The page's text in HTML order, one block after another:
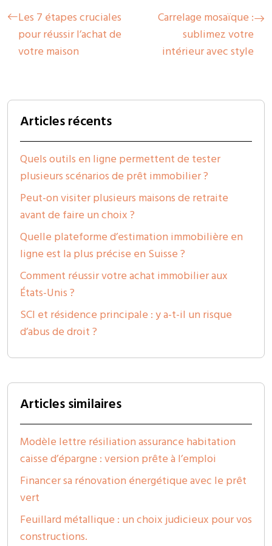
Les 7 étapes cruciales
pour réussir l’achat de
votre maison
Carrelage mosaïque :
sublimez votre
intérieur avec style
Articles récents
Quels outils en ligne permettent de tester
plusieurs scénarios de prêt immobilier ?
Peut-on visiter plusieurs maisons de retraite
avant de faire un choix ?
Quelle plateforme d’estimation immobilière en
ligne est la plus précise en Suisse ?
Comment réussir votre achat immobilier aux
États-Unis ?
SCI et résidence principale : y a-t-il un risque
d’abus de droit ?
Articles similaires
Modèle lettre résiliation assurance habitation
caisse d’épargne : version prête à l’emploi
Financer sa rénovation énergétique avec le prêt
vert
Feuillard métallique : un choix judicieux pour vos
constructions.